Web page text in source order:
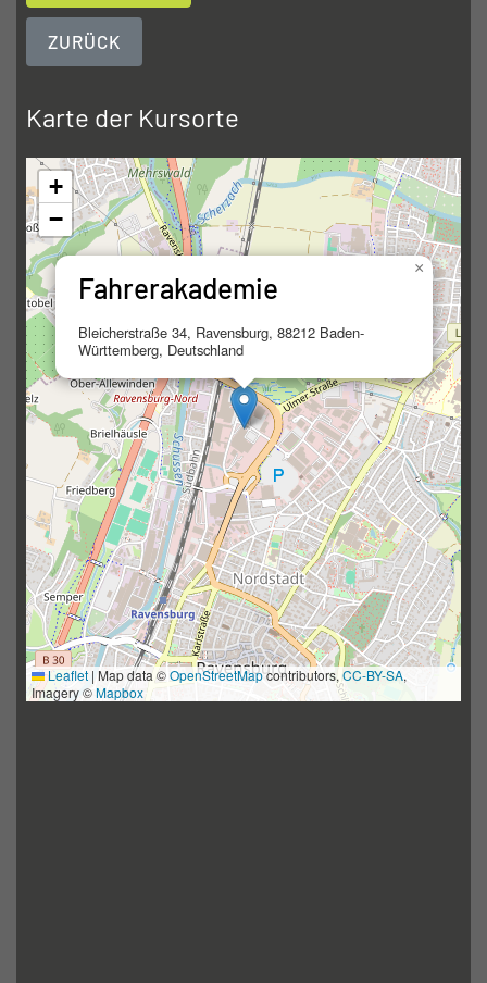
ZURÜCK
Karte der Kursorte
Fahrerakademie
Bleicherstraße 34, Ravensburg, 88212 Baden-
Württemberg, Deutschland
×
+
−
Leaflet | Map data ©OpenStreetMapcontributors, CC-BY-SA,
Imagery ©Mapbox